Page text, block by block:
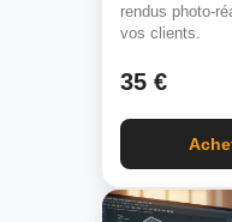
rendus photo-
vos clients.
35 €